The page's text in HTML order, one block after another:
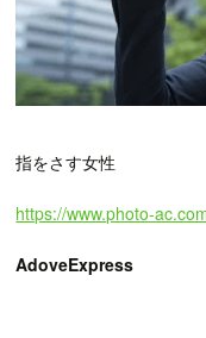
指をさす女性
https://www.photo-
AdoveExpress